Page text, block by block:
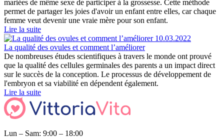
mariées de même sexe de participer à la grossesse. Cette méthode
permet de partager les joies d'avoir un enfant entre elles, car chaque
femme veut devenir une vraie mère pour son enfant.
Lire la suite
10.03.2022
La qualité des ovules et comment l’améliorer
De nombreuses études scientifiques à travers le monde ont prouvé
que la qualité des cellules germinales des parents a un impact direct
sur le succès de la conception. Le processus de développement de
l'embryon et sa viabilité en dépendent également.
Lire la suite
Lun – Sam: 9:00 – 18:00